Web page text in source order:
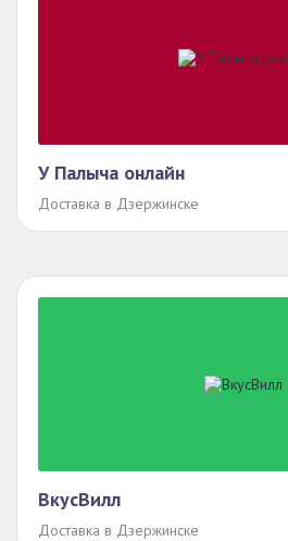
У Палыча онлайн
Доставка в Дзержинске
ВкусВилл
Доставка в Дзержинске